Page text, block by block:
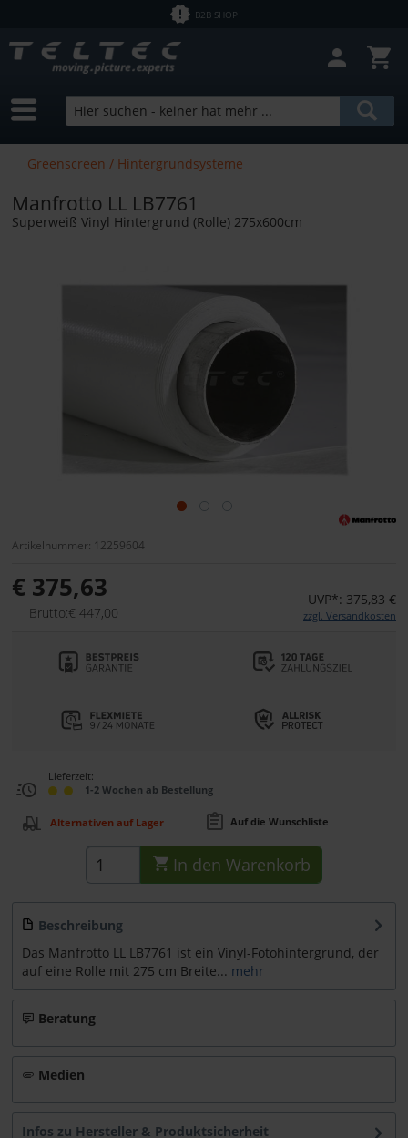
B2B SHOP
Greenscreen / Hintergrundsysteme
Manfrotto LL LB7761
Superweiß Vinyl Hintergrund (Rolle) 275x600cm
Artikelnummer: 12259604
€ 375,63
Brutto:€ 447,00
UVP*: 375,83 €
zzgl. Versandkosten
Lieferzeit:
1-2 Wochen ab Bestellung
Alternativen auf Lager Auf die Wunschliste
In den Warenkorb
Beschreibung
Das Manfrotto LL LB7761 ist ein Vinyl-Fotohintergrund, der
auf eine Rolle mit 275 cm Breite... mehr
Beratung
Medien
Infos zu Hersteller & Produktsicherheit